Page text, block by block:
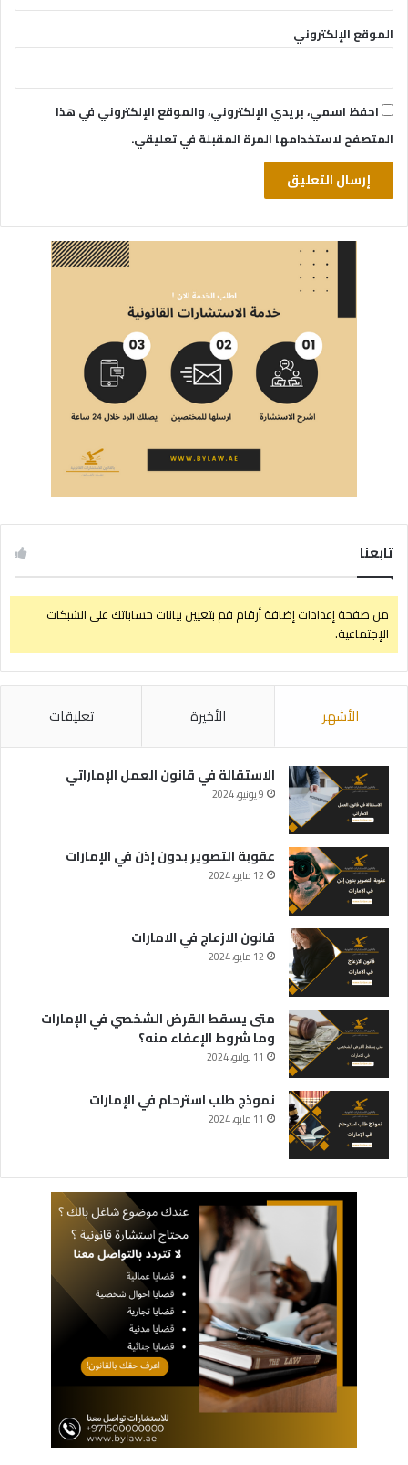
الموقع الإلكتروني
احفظ اسمي، بريدي الإلكتروني، والموقع الإلكتروني في هذا
المتصفح لاستخدامها المرة المقبلة في تعليقي.
تابعنا
من صفحة إعدادات إضافة أرقام قم بتعيين بيانات حساباتك على الشبكات
الإجتماعية.
الأشهر الأخيرة تعليقات
الاستقالة في قانون العمل الإماراتي
9 يونيو، 2024
عقوبة التصوير بدون إذن في الإمارات
12 مايو، 2024
قانون الازعاج في الامارات
12 مايو، 2024
متى يسقط القرض الشخصي في الإمارات
وما شروط الإعفاء منه؟
11 يوليو، 2024
نموذج طلب استرحام في الإمارات
11 مايو، 2024